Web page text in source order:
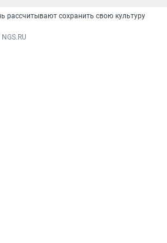
рассчитывают сохранить свою культуру